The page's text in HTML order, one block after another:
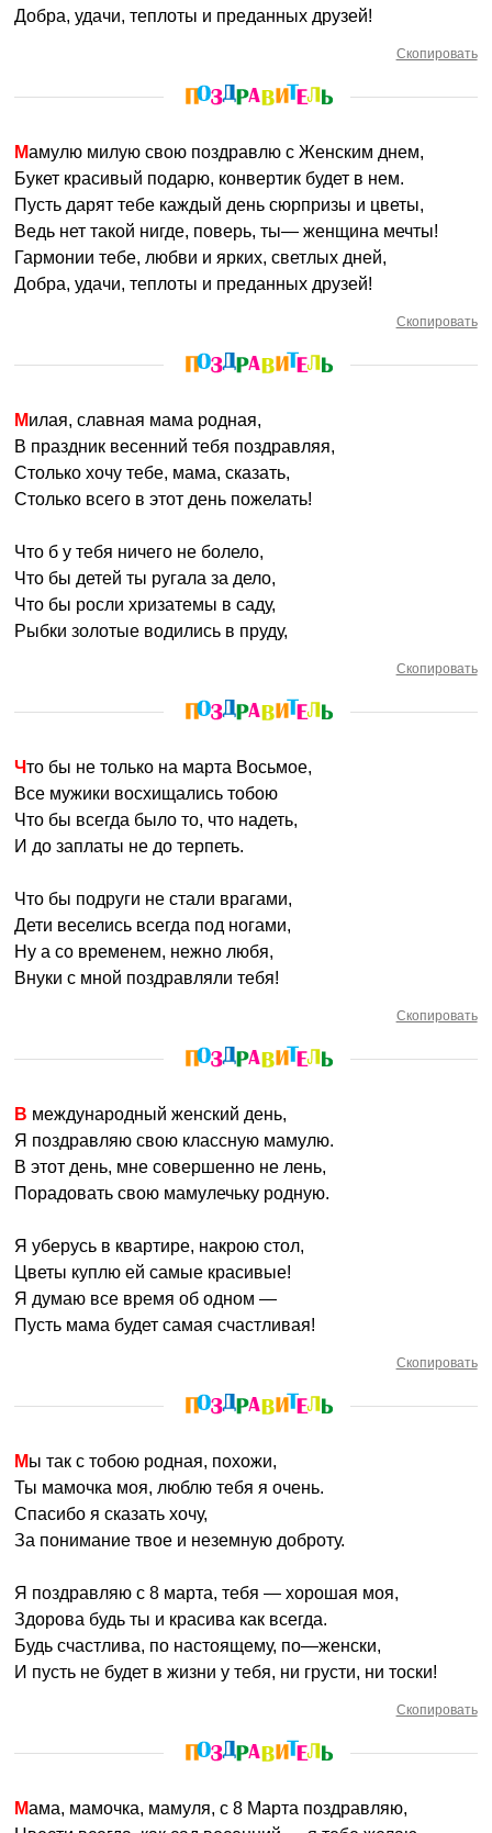
Добра, удачи, теплоты и преданных друзей!
Скопировать
Мамулю милую свою поздравлю с Женским днем,
Букет красивый подарю, конвертик будет в нем.
Пусть дарят тебе каждый день сюрпризы и цветы,
Ведь нет такой нигде, поверь, ты— женщина мечты!
Гармонии тебе, любви и ярких, светлых дней,
Добра, удачи, теплоты и преданных друзей!
Скопировать
Милая, славная мама родная,
В праздник весенний тебя поздравляя,
Столько хочу тебе, мама, сказать,
Столько всего в этот день пожелать!
Что б у тебя ничего не болело,
Что бы детей ты ругала за дело,
Что бы росли хризатемы в саду,
Рыбки золотые водились в пруду,
Скопировать
Что бы не только на марта Восьмое,
Все мужики восхищались тобою
Что бы всегда было то, что надеть,
И до заплаты не до терпеть.
Что бы подруги не стали врагами,
Дети веселись всегда под ногами,
Ну а со временем, нежно любя,
Внуки с мной поздравляли тебя!
Скопировать
В международный женский день,
Я поздравляю свою классную мамулю.
В этот день, мне совершенно не лень,
Порадовать свою мамулечьку родную.
Я уберусь в квартире, накрою стол,
Цветы куплю ей самые красивые!
Я думаю все время об одном —
Пусть мама будет самая счастливая!
Скопировать
Мы так с тобою родная, похожи,
Ты мамочка моя, люблю тебя я очень.
Спасибо я сказать хочу,
За понимание твое и неземную доброту.
Я поздравляю с 8 марта, тебя — хорошая моя,
Здорова будь ты и красива как всегда.
Будь счастлива, по настоящему, по—женски,
И пусть не будет в жизни у тебя, ни грусти, ни тоски!
Скопировать
Мама, мамочка, мамуля, с 8 Марта поздравляю,